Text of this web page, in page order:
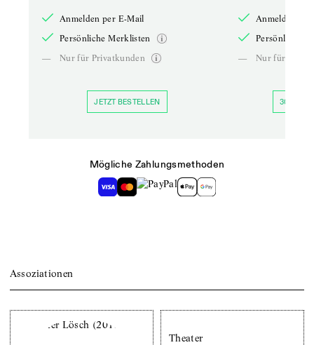
Anmelden per E-Mail
Persönliche Merklisten
—
Nur für Privatkunden
JETZT BESTELLEN
Anmelden
Persönliche
—
Nur für
30 TAGE
Mögliche Zahlungsmethoden
Assoziationen
Theater